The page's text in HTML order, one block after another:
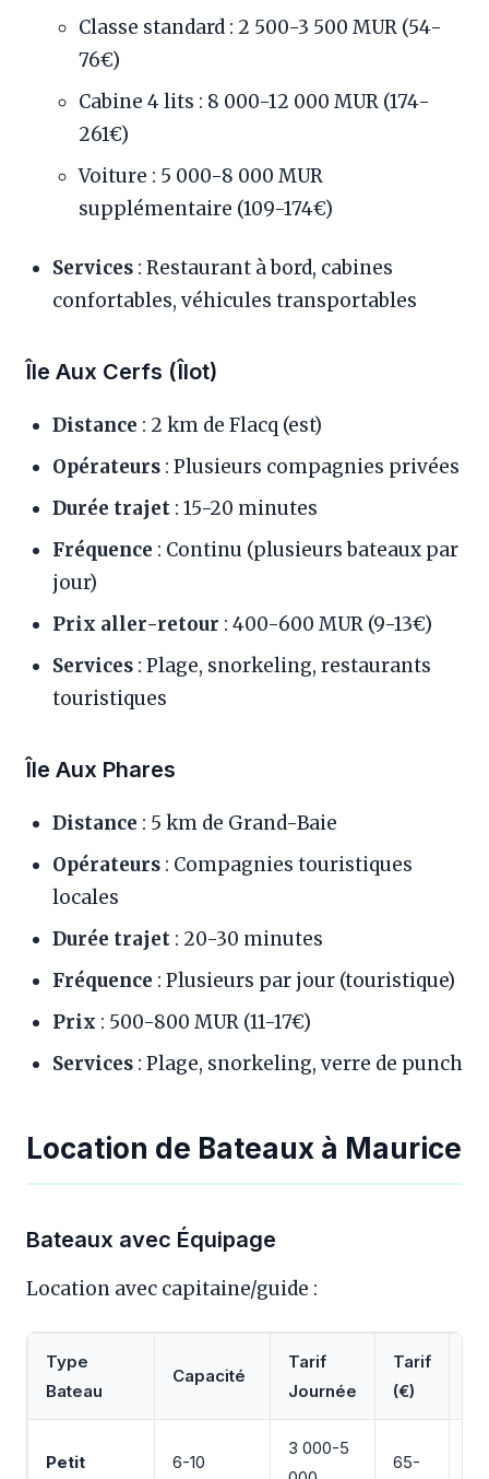
Classe standard : 2 500-3 500 MUR (54-
76€)
Cabine 4 lits : 8 000-12 000 MUR (174-
261€)
Voiture : 5 000-8 000 MUR
supplémentaire (109-174€)
Services : Restaurant à bord, cabines
confortables, véhicules transportables
Île Aux Cerfs (Îlot)
Distance : 2 km de Flacq (est)
Opérateurs : Plusieurs compagnies privées
Durée trajet : 15-20 minutes
Fréquence : Continu (plusieurs bateaux par
jour)
Prix aller-retour : 400-600 MUR (9-13€)
Services : Plage, snorkeling, restaurants
touristiques
Île Aux Phares
Distance : 5 km de Grand-Baie
Opérateurs : Compagnies touristiques
locales
Durée trajet : 20-30 minutes
Fréquence : Plusieurs par jour (touristique)
Prix : 500-800 MUR (11-17€)
Services : Plage, snorkeling, verre de punch
Location de Bateaux à Maurice
Bateaux avec Équipage
Location avec capitaine/guide :
Type
Bateau
Capacité
Tarif
Journée
Tarif
(€)
Petit 6-10
3 000-5
65-